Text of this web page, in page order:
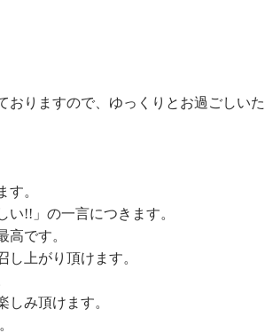
りますので、ゆっくりとお過ごしいた
。
!!」の一言につきます。
です。
上がり頂けます。
み頂けます。